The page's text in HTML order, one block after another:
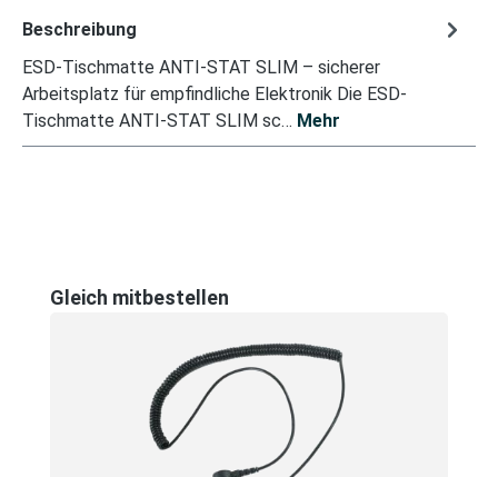
Beschreibung
ESD-Tischmatte ANTI-STAT SLIM – sicherer
Arbeitsplatz für empfindliche Elektronik Die ESD-
Tischmatte ANTI-STAT SLIM sc… Mehr
Produktgalerie überspringen
Gleich mitbestellen